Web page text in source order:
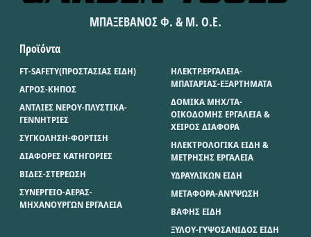
ΜΠΑΞΕΒΑΝΟΣ Φ. & Μ. Ο.Ε.
Προϊόντα
FT-SAFETY(ΠΡΟΣΤΑΣΙΑΣ ΕΙΔΗ)
ΑΓΡΟΣ-ΚΗΠΟΣ
ΑΝΤΛΙΕΣ ΝΕΡΟΥ-ΠΛΥΣΤΙΚΑ-
ΓΕΝΝΗΤΡΙΕΣ
ΣΥΓΚΟΛΗΣΗ-ΦΟΡΤΙΣΗ
ΔΙΑΦΟΡΕΣ ΚΑΤΗΓΟΡΙΕΣ
ΒΙΔΕΣ-ΣΤΕΡΕΩΣΗ
ΣΥΝΕΡΓΕΙΟ-ΑΕΡΑΣ-
ΜΗΧΑΝΟΥΡΓΩΝ ΕΡΓΑΛΕΙΑ
ΗΛΕΚΤΡ.ΕΡΓΑΛΕΙΑ-
ΜΠΑΤΑΡΙΑΣ-ΕΞΑΡΤΗΜΑΤΑ
ΔΟΜΙΚΑ ΜΗΧ/ΤΑ-
ΟΙΚΟΔΟΜΗΣ ΕΡΓΑΛΕΙΑ &
ΧΕΙΡΟΣ ΔΙΑΦΟΡΑ
ΗΛΕΚΤΡΟΛΟΓΙΚΑ ΕΙΔΗ &
ΜΕΤΡΗΣΗΣ ΕΡΓΑΛΕΙΑ
ΥΔΡΑΥΛΙΚΩΝ ΕΙΔΗ
ΜΕΤΑΦΟΡΑ-ΑΝΥΨΩΣΗ
ΒΑΦΗΣ ΕΙΔΗ
ΞΥΛΟΥ-ΓΥΨΟΣΑΝΙΔΟΣ ΕΙΔΗ